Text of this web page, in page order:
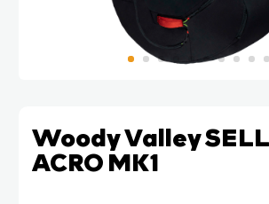
Woody Valley
ACRO MK1